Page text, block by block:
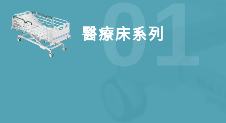
01
醫療床系列